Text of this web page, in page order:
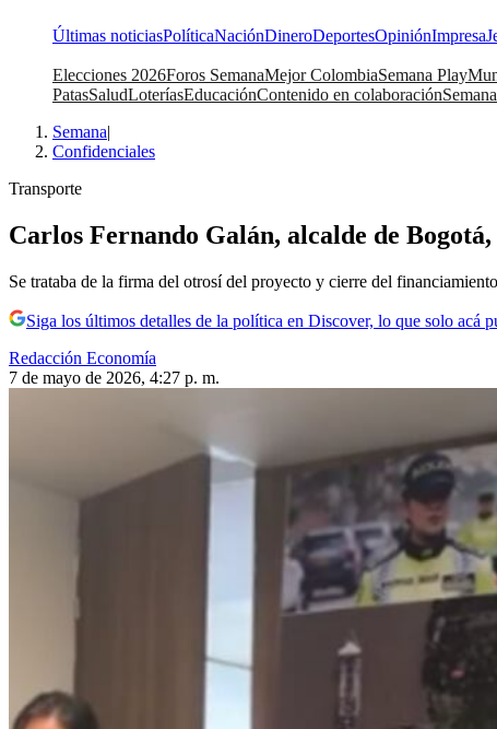
Últimas noticiasPolíticaNaciónDineroDeportesOpiniónImpresa
Elecciones 2026Foros SemanaMejor ColombiaSemana Play
PatasSaludLoteríasEducaciónContenido en colaboración
Semana|
Confidenciales
Transporte
Carlos Fernando Galán, alcalde de
Se trataba de la firma del otrosí del proyecto y cierre del
Siga los últimos detalles de la política en Discover, lo que solo acá
Redacción Economía
7 de mayo de 2026, 4:27 p. m.